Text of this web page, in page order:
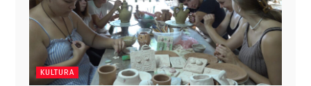
KULTURA